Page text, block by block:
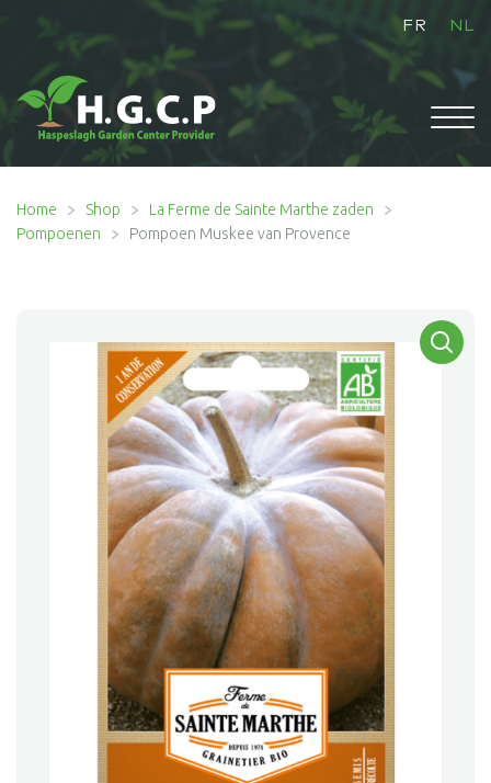
FR NL
HOME
Home Shop
La Ferme de Sainte Marthe zaden
Pompoenen
Pompoen Muskee van Provence